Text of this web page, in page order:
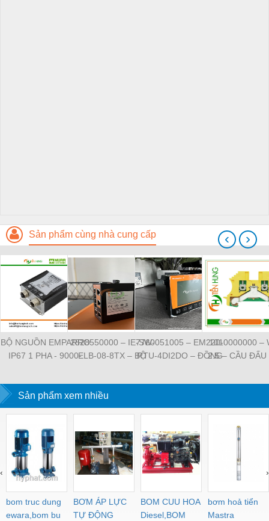
Sản phẩm cùng nhà cung cấp
BỘ NGUỒN EMPARRO
IP67 1 PHA - 9000-
EMPARRO IP67
POWER SUPPLY 1-
PHASE
2828550000 – IE-SW-
ELB-08-8TX – BỘ
RJ45 – WEIDMULLER
7760051005 – EM220-
RTU-4DI2DO – ĐỒNG
ĐO ĐIỆN ÁP –
1010000000 –
2.5 – CẦU ĐẤU
‹ ›
Sản phẩm xem nhiều
bom truc dung
ewara,bom bu
BƠM ÁP LỰC
TỰ ĐỘNG
BOM CUU HOA
Diesel,BOM
bơm hoả tiển
Mastra
‹ ›